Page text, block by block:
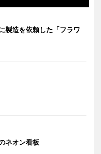
製造を依頼した「フラワ
ネオン看板